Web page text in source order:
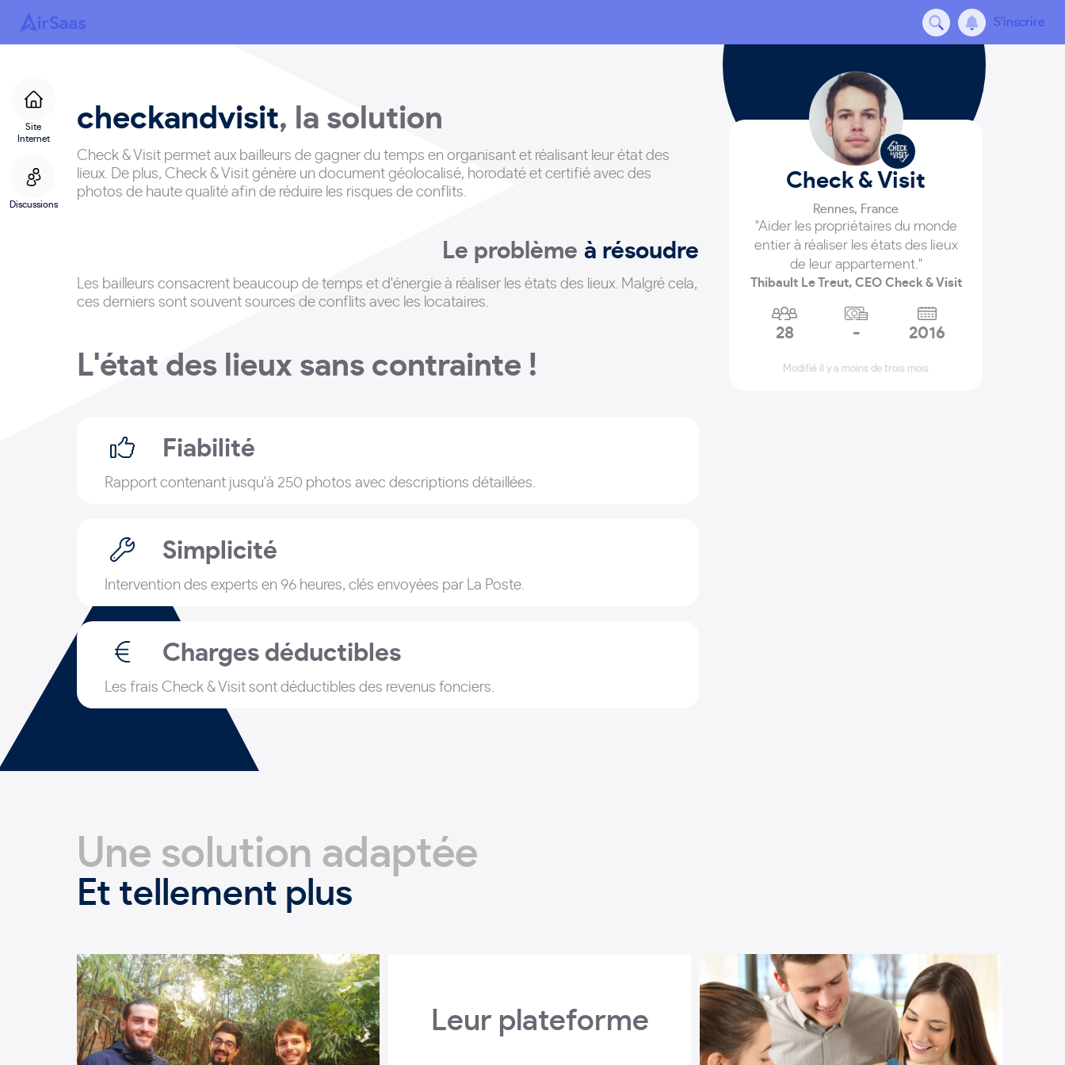
S'inscrire
Site
Internet
Discussions
checkandvisit, la solution
Check & Visit permet aux bailleurs de gagner du temps en organisant et réalisant leur état des
lieux. De plus, Check & Visit génère un document géolocalisé, horodaté et certifié avec des
photos de haute qualité afin de réduire les risques de conflits.
Le problème à résoudre
Les bailleurs consacrent beaucoup de temps et d'énergie à réaliser les états des lieux. Malgré cela,
ces derniers sont souvent sources de conflits avec les locataires.
L'état des lieux sans contrainte !
Fiabilité
Rapport contenant jusqu'à 250 photos avec descriptions détaillées.
Simplicité
Intervention des experts en 96 heures, clés envoyées par La Poste.
Charges déductibles
Les frais Check & Visit sont déductibles des revenus fonciers.
Une solution adaptée
Et tellement plus
Leur plateforme
Check & Visit
Rennes, France
"Aider les propriétaires du monde
entier à réaliser les états des lieux
de leur appartement."
Thibault Le Treut, CEO Check & Visit
28 - 2016
Modifié il y a moins de trois mois